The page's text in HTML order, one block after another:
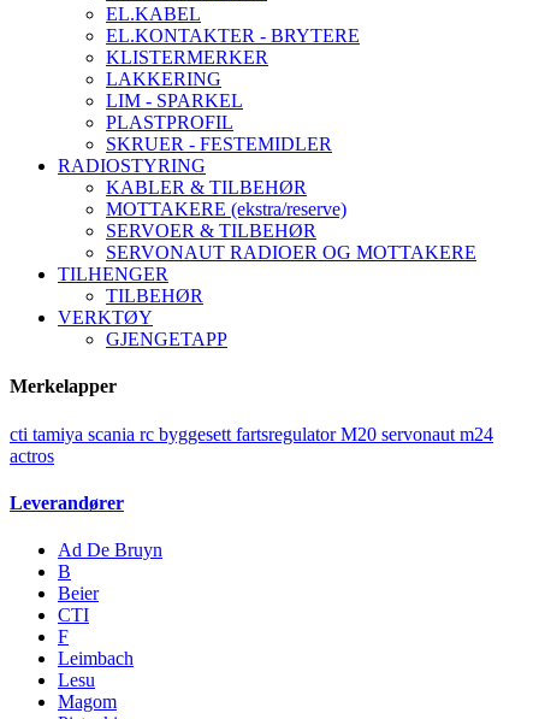
EL.KABEL
EL.KONTAKTER - BRYTERE
KLISTERMERKER
LAKKERING
LIM - SPARKEL
PLASTPROFIL
SKRUER - FESTEMIDLER
RADIOSTYRING
KABLER & TILBEHØR
MOTTAKERE (ekstra/reserve)
SERVOER & TILBEHØR
SERVONAUT RADIOER OG MOTTAKERE
TILHENGER
TILBEHØR
VERKTØY
GJENGETAPP
Merkelapper
cti tamiya scania rc byggesett fartsregulatorM20 servonaut m24
actros
Leverandører
Ad De Bruyn
B
Beier
CTI
F
Leimbach
Lesu
Magom